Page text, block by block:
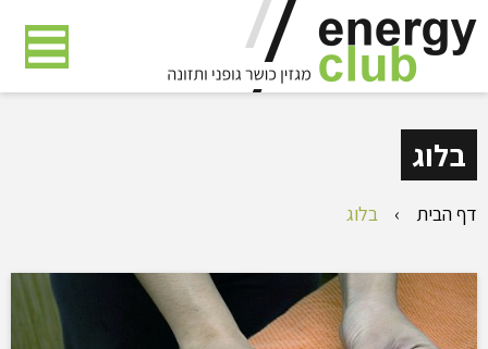
דלג
לתוכן
בלוג
דף הבית › בלוג